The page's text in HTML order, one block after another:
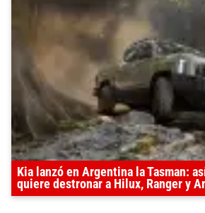
Kia lanzó en Argentina la Tasman:
quiere destronar a Hilux, Ranger y